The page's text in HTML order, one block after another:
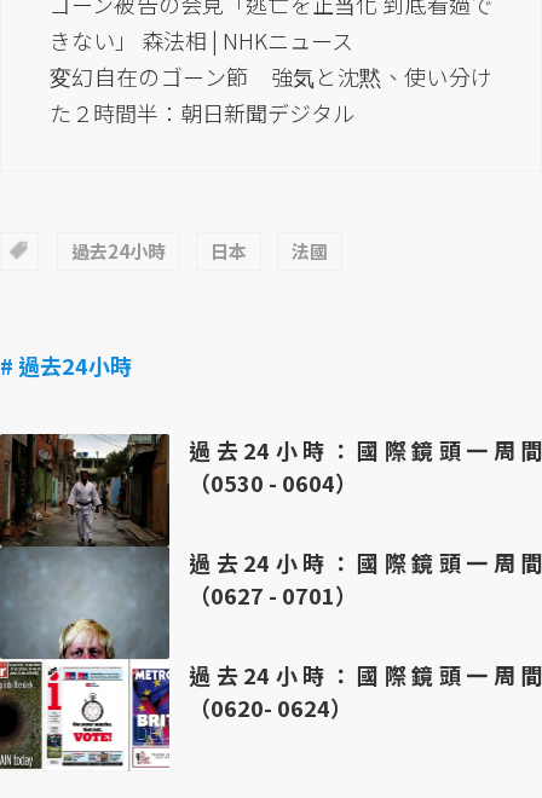
きない」 森法相 | NHKニュース
変幻自在のゴーン節 強気と沈黙、使い分け
た２時間半：朝日新聞デジタル
過去24小時 日本 法國
# 過去24小時
過去24小時：國際鏡頭一周間
（0530 - 0604）
過去24小時：國際鏡頭一周間
（0627 - 0701）
過去24小時：國際鏡頭一周間
（0620- 0624）